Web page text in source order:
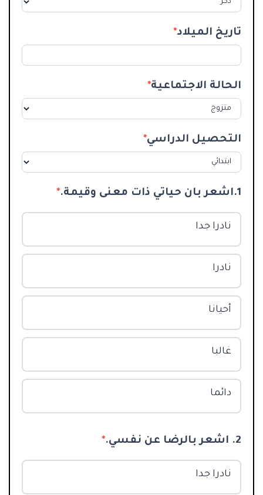
تاريخ الميلاد*
الحالة الاجتماعية*
التحصيل الدراسي*
1.اشعر بان حياتي ذات معنى وقيمة. *
نادرا جدا
نادرا
أحيانا
غالبا
دائما
2. اشعر بالرضا عن نفسي. *
نادرا جدا